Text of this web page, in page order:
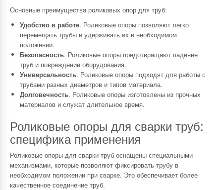
Основные преимущества роликовых опор для труб:
Удобство в работе. Роликовые опоры позволяют легко
перемещать трубы и удерживать их в необходимом
положении.
Безопасность. Роликовые опоры предотвращают падение
труб и повреждение оборудования.
Универсальность. Роликовые опоры подходят для работы с
трубами разных диаметров и типов материала.
Долговечность. Роликовые опоры изготовлены из прочных
материалов и служат длительное время.
Роликовые опоры для сварки труб:
специфика применения
Роликовые опоры для сварки труб оснащены специальными
механизмами, которые позволяют фиксировать трубу в
необходимом положении при сварке. Это обеспечивает более
качественное соединение труб.